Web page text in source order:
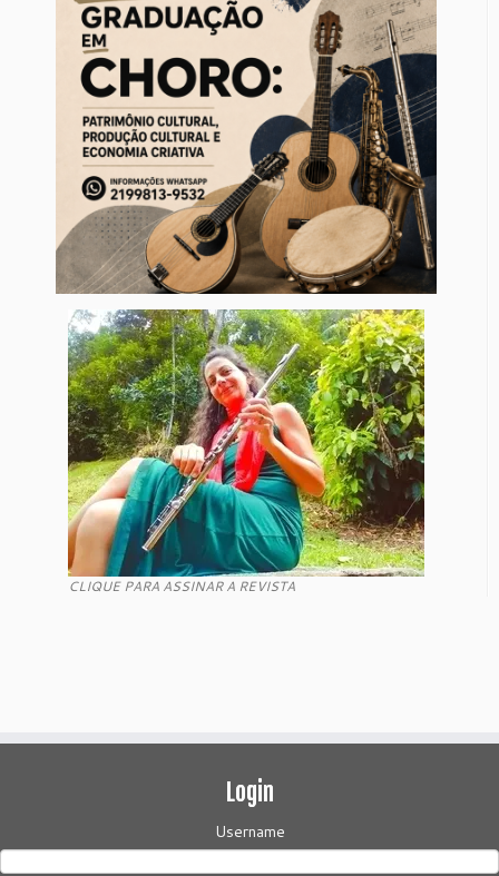
CLIQUE PARA ASSINAR A REVISTA
Login
Username